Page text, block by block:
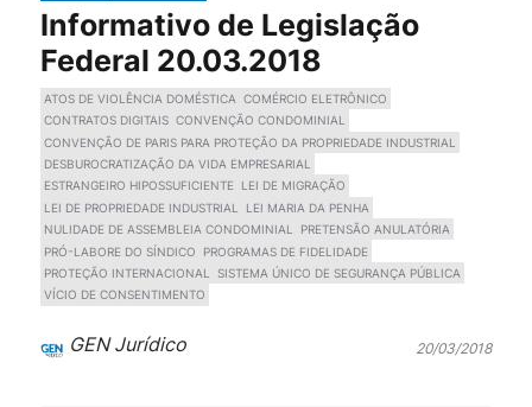
Informativo de Legislação
Federal 20.03.2018
ATOS DE VIOLÊNCIA DOMÉSTICA COMÉRCIO ELETRÔNICO
CONTRATOS DIGITAIS CONVENÇÃO CONDOMINIAL
CONVENÇÃO DE PARIS PARA PROTEÇÃO DA PROPRIEDADE INDUSTRIAL
DESBUROCRATIZAÇÃO DA VIDA EMPRESARIAL
ESTRANGEIRO HIPOSSUFICIENTE
LEI DE MIGRAÇÃO
LEI DE PROPRIEDADE INDUSTRIAL
LEI MARIA DA PENHA
NULIDADE DE ASSEMBLEIA CONDOMINIAL
PRETENSÃO ANULATÓRIA
PRÓ-LABORE DO SÍNDICO
PROGRAMAS DE FIDELIDADE
PROTEÇÃO INTERNACIONAL
SISTEMA ÚNICO DE SEGURANÇA PÚBLICA
VÍCIO DE CONSENTIMENTO
GEN Jurídico 20/03/2018